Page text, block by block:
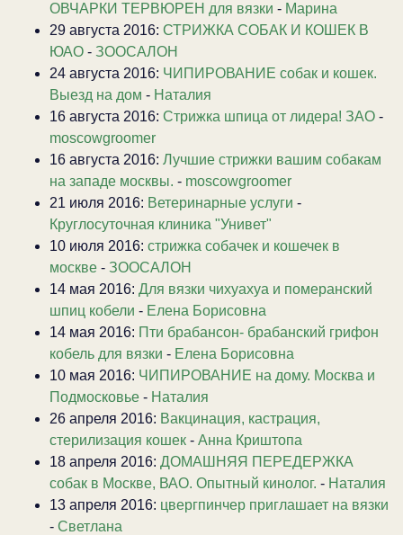
ОВЧАРКИ ТЕРВЮРЕН для вязки - Марина
29 августа 2016: СТРИЖКА СОБАК И КОШЕК В
ЮАО - ЗООСАЛОН
24 августа 2016: ЧИПИРОВАНИЕ собак и кошек.
Выезд на дом - Наталия
16 августа 2016: Стрижка шпица от лидера! ЗАО -
moscowgroomer
16 августа 2016: Лучшие стрижки вашим собакам
на западе москвы. - moscowgroomer
21 июля 2016: Ветеринарные услуги -
Круглосуточная клиника "Унивет"
10 июля 2016: стрижка собачек и кошечек в
москве - ЗООСАЛОН
14 мая 2016: Для вязки чихуахуа и померанский
шпиц кобели - Елена Борисовна
14 мая 2016: Пти брабансон- брабанский грифон
кобель для вязки - Елена Борисовна
10 мая 2016: ЧИПИРОВАНИЕ на дому. Москва и
Подмосковье - Наталия
26 апреля 2016: Вакцинация, кастрация,
стерилизация кошек - Анна Криштопа
18 апреля 2016: ДОМАШНЯЯ ПЕРЕДЕРЖКА
собак в Москве, ВАО. Опытный кинолог. - Наталия
13 апреля 2016: цвергпинчер приглашает на вязки
- Светлана